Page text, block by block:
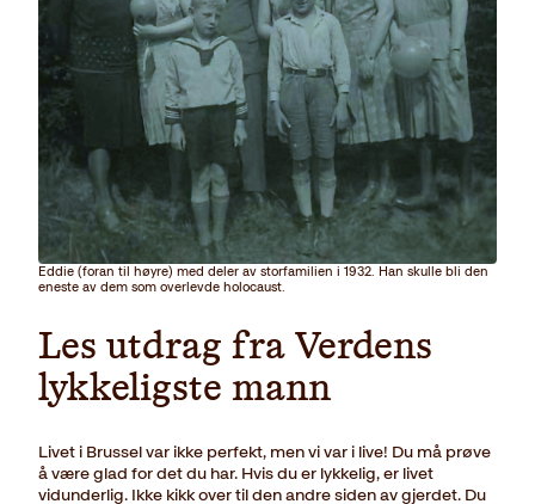
Eddie (foran til høyre) med deler av storfamilien i 1932. Han skulle bli den
eneste av dem som overlevde holocaust.
Les utdrag fra Verdens
lykkeligste mann
Livet i Brussel var ikke perfekt, men vi var i live! Du må prøve
å være glad for det du har. Hvis du er lykkelig, er livet
vidunderlig. Ikke kikk over til den andre siden av gjerdet. Du